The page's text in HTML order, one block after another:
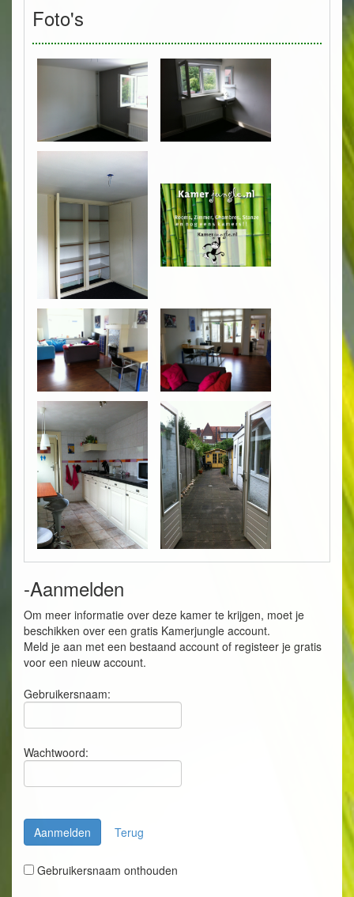
Foto's
-Aanmelden
Om meer informatie over deze kamer te krijgen, moet je
beschikken over een gratis Kamerjungle account.
Meld je aan met een bestaand account of registeer je gratis
voor een nieuw account.
Gebruikersnaam:
Wachtwoord:
Aanmelden Terug
Gebruikersnaam onthouden